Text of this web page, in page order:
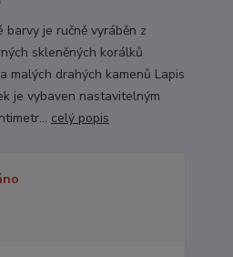
barvy je ručně vyráběn z
skleněných korálků
malých drahých kamenů Lapis
je vybaven nastavitelným
celý popis